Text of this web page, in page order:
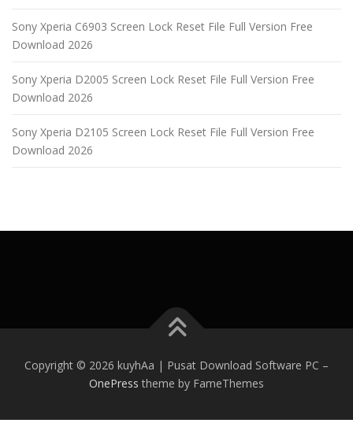
Sony Xperia C6903 Screen Lock Reset File Full Version Free
Download 2026
Sony Xperia D2005 Screen Lock Reset File Full Version Free
Download 2026
Sony Xperia D2105 Screen Lock Reset File Full Version Free
Download 2026
Copyright © 2026 kuyhAa | Pusat Download Software PC –
OnePress theme by FameThemes